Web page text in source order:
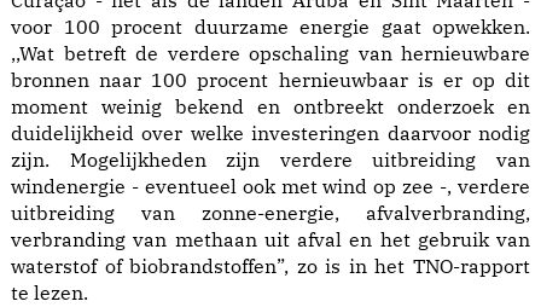
voor 100 procent duurzame energie gaat opwekken.
,,Wat betreft de verdere opschaling van hernieuwbare
bronnen naar 100 procent hernieuwbaar is er op dit
moment weinig bekend en ontbreekt onderzoek en
duidelijkheid over welke investeringen daarvoor nodig
zijn. Mogelijkheden zijn verdere uitbreiding van
windenergie - eventueel ook met wind op zee -, verdere
uitbreiding van zonne-energie, afvalverbranding,
verbranding van methaan uit afval en het gebruik van
waterstof of biobrandstoffen”, zo is in het TNO-rapport
te lezen.